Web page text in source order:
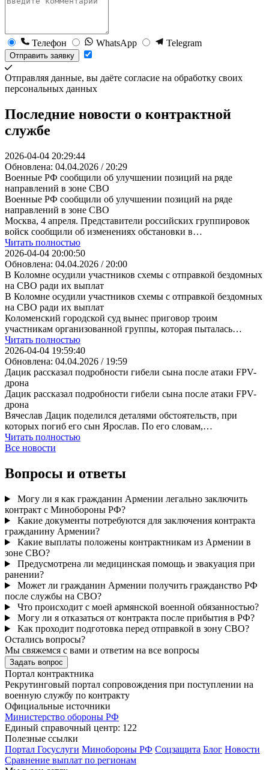
Телефон WhatsApp Telegram
Отправить заявку
Отправляя данные, вы даёте согласие на обработку своих
персональных данных
Последние новости о контрактной
службе
2026-04-04 20:29:44
Обновлена: 04.04.2026 / 20:29
Военные РФ сообщили об улучшении позиций на ряде
направлений в зоне СВО
Военные РФ сообщили об улучшении позиций на ряде
направлений в зоне СВО
Москва, 4 апреля. Представители российских группировок
войск сообщили об изменениях обстановки в…
Читать полностью
2026-04-04 20:00:50
Обновлена: 04.04.2026 / 20:00
В Коломне осудили участников схемы с отправкой бездомных
на СВО ради их выплат
В Коломне осудили участников схемы с отправкой бездомных
на СВО ради их выплат
Коломенский городской суд вынес приговор троим
участникам организованной группы, которая пыталась…
Читать полностью
2026-04-04 19:59:40
Обновлена: 04.04.2026 / 19:59
Дацик рассказал подробности гибели сына после атаки FPV-
дрона
Дацик рассказал подробности гибели сына после атаки FPV-
дрона
Вячеслав Дацик поделился деталями обстоятельств, при
которых погиб его сын Ярослав. По его словам,…
Читать полностью
Все новости
Вопросы и ответы
Могу ли я как гражданин Армении легально заключить
контракт с Минобороны РФ?
Какие документы потребуются для заключения контракта
гражданину Армении?
Какие выплаты положены контрактникам из Армении в
зоне СВО?
Предусмотрена ли медицинская помощь и эвакуация при
ранении?
Может ли гражданин Армении получить гражданство РФ
после службы на СВО?
Что происходит с моей армянской военной обязанностью?
Могу ли я отказаться от контракта после прибытия в РФ?
Как проходит подготовка перед отправкой в зону СВО?
Остались вопросы?
Мы свяжемся с вами и ответим на все вопросы
Задать вопрос
Портал контрактника
Рекрутинговый портал сопровождения при поступлении на
военную службу по контракту
Официальные источники
Министерство обороны РФ
Единый справочный центр: 122
Полезные ссылки
Портал Госуслуги Минобороны РФ Соцзащита Блог Новости
Сравнение выплат по регионам